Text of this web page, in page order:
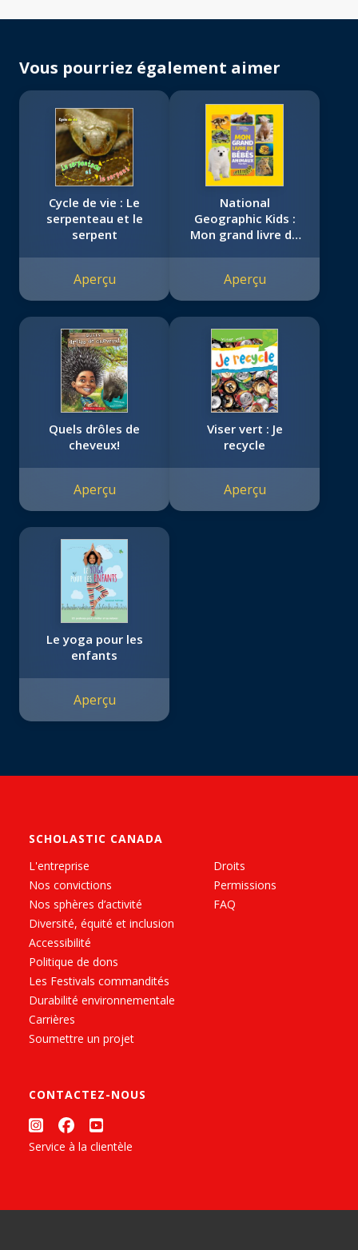
Vous pourriez également aimer
Cycle de vie : Le
serpenteau et le
serpent
Aperçu
National
Geographic Kids :
Mon grand livre de
Aperçu
Quels drôles de
cheveux!
Aperçu
Viser vert : Je
recycle
Aperçu
Le yoga pour les
enfants
Aperçu
SCHOLASTIC CANADA
L'entreprise
Nos convictions
Nos sphères d’activité
Diversité, équité et inclusion
Accessibilité
Politique de dons
Les Festivals commandités
Durabilité environnementale
Carrières
Soumettre un projet
Droits
Permissions
FAQ
CONTACTEZ-NOUS
Service à la clientèle